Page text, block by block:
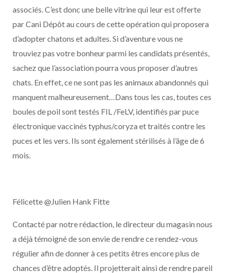
associés. C’est donc une belle vitrine qui leur est offerte
par Cani Dépôt au cours de cette opération qui proposera
d’adopter chatons et adultes. Si d’aventure vous ne
trouviez pas votre bonheur parmi les candidats présentés,
sachez que l’association pourra vous proposer d’autres
chats. En effet, ce ne sont pas les animaux abandonnés qui
manquent malheureusement…Dans tous les cas, toutes ces
boules de poil sont testés FIL /FeLV, identifiés par puce
électronique vaccinés typhus/coryza et traités contre les
puces et les vers. Ils sont également stérilisés à l’âge de 6
mois.
Félicette @Julien Hank Fitte
Contacté par notre rédaction, le directeur du magasin nous
a déjà témoigné de son envie de rendre ce rendez-vous
régulier afin de donner à ces petits êtres encore plus de
chances d’être adoptés. Il projetterait ainsi de rendre pareil